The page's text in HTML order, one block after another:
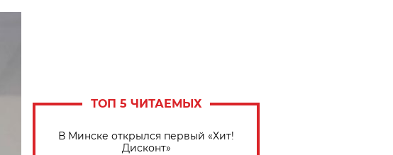
ТОП 5 ЧИТАЕМЫХ
В Минске открылся первый «Хит!
Дисконт»